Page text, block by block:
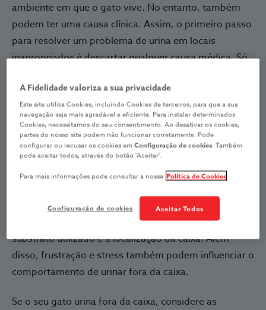
ambiente em que o gato vive. No entanto, também
podem ter uma causa clínica. Assim, o primeiro passo
para resolver um problema de urina em locais
inapropriados é descartar qualquer causa médica.Só
comportamentais.
A caixa de areia ideal
Se o gato urina fora da caixa, pode ser que o motivo
esteja relacionado com a própria caixa. Neste caso, a
uma micção normal. As causas possíveis para este
comportamento incluem o tipo e tamanho da caixa, o
substrato utilizado e a localização da caixa. Além
disso, frustração e stress também podem influenciar o
comportamento de urinar fora da caixa.
Se o seu gato urina fora da caixa, considere as
A Fidelidade valoriza a sua privacidade
Este site utiliza Cookies, incluindo Cookies de terceiros, para que a sua
navegação seja mais agradável e eficiente. Para instalar determinados
Cookies, necessitamos do seu consentimento. Ao desativar os cookies,
partes do nosso site podem não funcionar corretamente. Pode
configurar ou recusar os cookies emConfiguração de cookies. Também
pode aceitar todos, através do botão 'Aceitar'.
Para mais informações pode consultar a nossa Política de Cookies
Aceitar Todos
Configuração de cookies